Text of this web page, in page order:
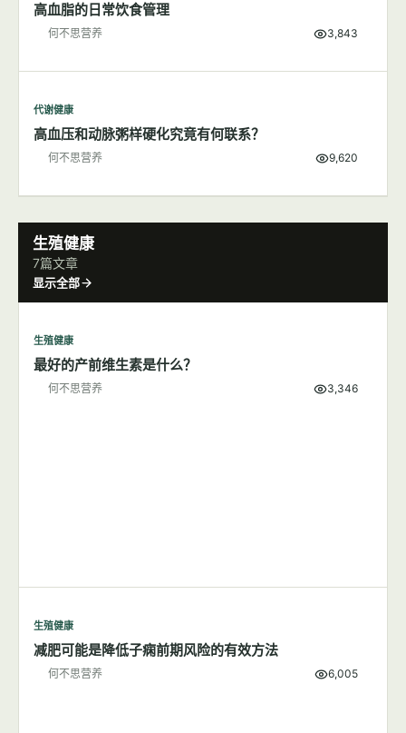
高血脂的日常饮食管理
何不思营养 3,843
代谢健康
高血压和动脉粥样硬化究竟有何联系？
何不思营养 9,620
生殖健康
7篇文章
显示全部
生殖健康
最好的产前维生素是什么？
何不思营养 3,346
生殖健康
减肥可能是降低子痫前期风险的有效方法
何不思营养 6,005